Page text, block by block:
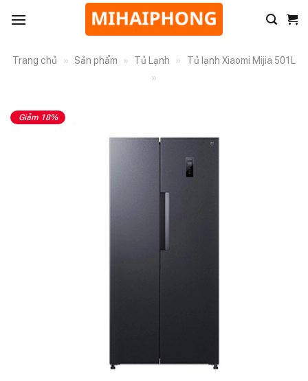
Trang chủ » Sản phẩm » Tủ Lạnh »
Tủ lạnh Xiaomi Mijia 501L
»
Giảm 18%